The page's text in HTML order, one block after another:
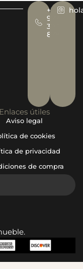
+34
977
393
878
Enlaces útiles
Aviso legal
de cookies
de privacidad
de compra